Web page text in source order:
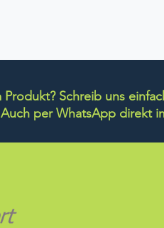
Produkt? Schreib uns
Auch per WhatsApp direkt